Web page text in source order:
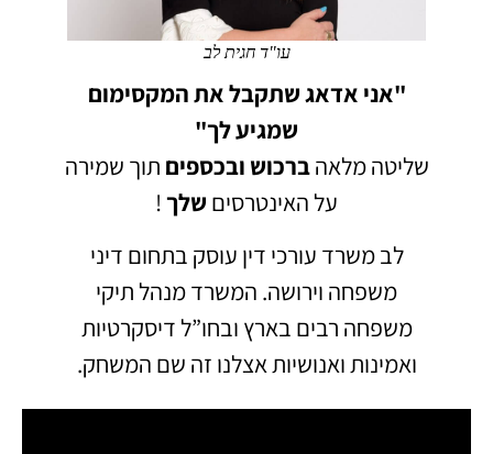
עו"ד חגית לב
"אני אדאג שתקבל את המקסימום
שמגיע לך"
שליטה מלאהברכוש ובכספים תוך שמירה
על האינטרסים שלך!
לב משרד עורכי דין עוסק בתחום דיני
משפחה וירושה. המשרד מנהל תיקי
משפחה רבים בארץ ובחו”ל דיסקרטיות
ואמינות ואנושיות אצלנו זה שם המשחק.